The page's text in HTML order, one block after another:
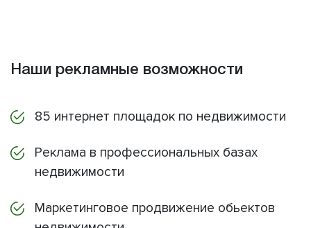
Наши рекламные возможности
85 интернет площадок по недвижимости
Реклама в профессиональных базах
недвижимости
Маркетинговое продвижение обьектов